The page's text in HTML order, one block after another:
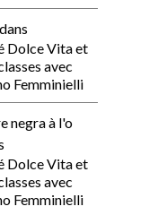
dans
Dolce Vita et
avec
Femminielli
negra à l'o
Dolce Vita et
avec
Femminielli